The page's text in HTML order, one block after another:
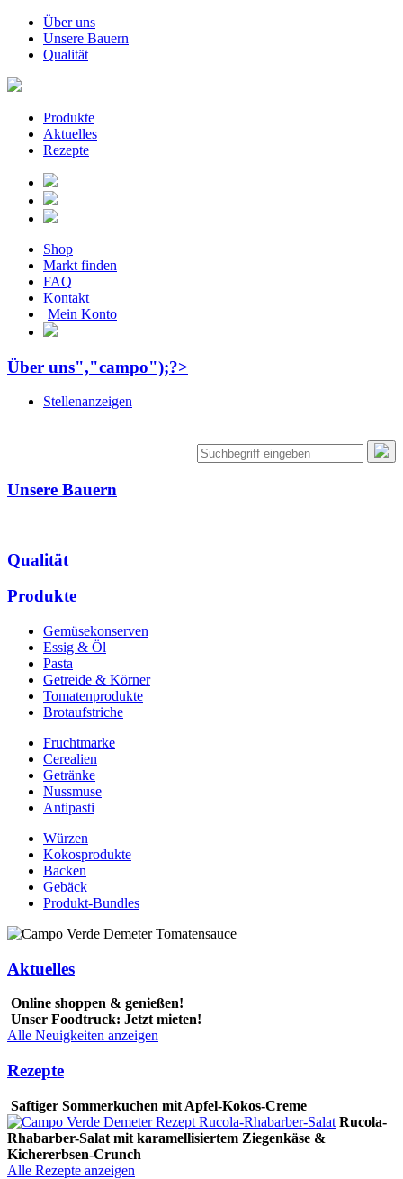
Über uns
Unsere Bauern
Qualität
Produkte
Aktuelles
Rezepte
Shop
Markt finden
FAQ
Kontakt
Mein Konto
Über uns","campo");?>
Stellenanzeigen
Unsere Bauern
Qualität
Produkte
Gemüsekonserven
Essig & Öl
Pasta
Getreide & Körner
Tomatenprodukte
Brotaufstriche
Fruchtmarke
Cerealien
Getränke
Nussmuse
Antipasti
Würzen
Kokosprodukte
Backen
Gebäck
Produkt-Bundles
Aktuelles
Online shoppen & genießen!
Unser Foodtruck: Jetzt mieten!
Alle Neuigkeiten anzeigen
Rezepte
Saftiger Sommerkuchen mit Apfel-Kokos-Creme
Rucola-
Rhabarber-Salat mit karamellisiertem Ziegenkäse &
Kichererbsen-Crunch
Alle Rezepte anzeigen